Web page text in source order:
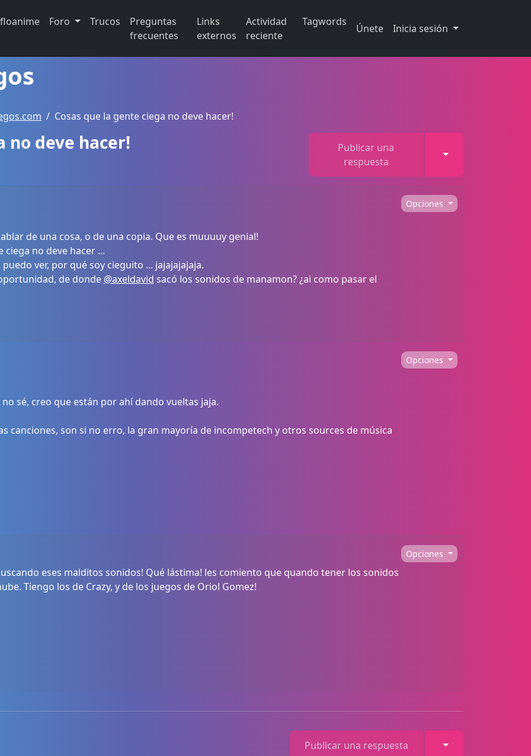
Foro Trucos
Preguntas
frecuentes
Links
externos
Actividad
reciente
Tagwords
Únete Inicia sesión
Cosas que la gente ciega no deve hacer!
no deve hacer!
Publicar una
respuesta
Toggle Dropdown
Opciones
de una cosa, o de una copia. Que es muuuuy genial!
ciega no deve hacer ...
ver, por qué soy cieguito ... jajajajajaja.
de donde @axeldavid sacó los sonidos de manamon? ¿ai como pasar el
Opciones
sé, creo que están por ahí dando vueltas jaja.
canciones, son si no erro, la gran mayoría de incompetech y otros sources de música
Opciones
eses malditos sonidos! Qué lástima! les comiento que quando tener los sonidos
Tiengo los de Crazy, y de los juegos de Oriol Gomez!
Publicar una respuesta Toggle Dropdown